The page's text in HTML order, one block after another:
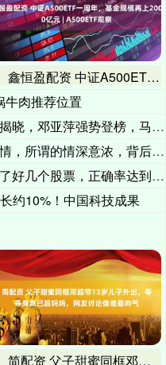
鑫恒盈配资 中证A500ETF一周年，基金规模再上2000亿
牛肉推荐位置
邓亚萍强势登榜，马龙、许昕
谓的情深意浓，背后都堆满了
个股票，正确率达到了80%
约10%！中国科技成果
简配资 父子甜蜜同框邓超带13岁儿子外出，等等身高已超妈妈，